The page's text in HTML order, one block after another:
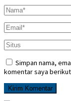
Simpan nama,
komentar saya